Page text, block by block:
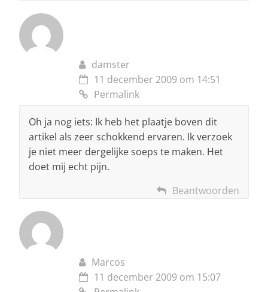
damster
11 december 2009 om 14:51
Permalink
Oh ja nog iets: Ik heb het plaatje boven dit
artikel als zeer schokkend ervaren. Ik verzoek
je niet meer dergelijke soeps te maken. Het
doet mij echt pijn.
Beantwoorden
Marcos
11 december 2009 om 15:07